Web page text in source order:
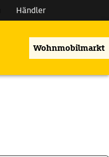
Händler
Wohnmobilmarkt